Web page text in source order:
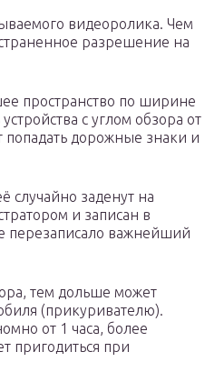
видеоролика. Чем
разрешение на
пространство по ширине
с углом обзора от
попадать дорожные знаки и
случайно заденут на
и записан в
перезаписало важнейший
тем дольше может
(прикуривателю).
от 1 часа, более
пригодиться при